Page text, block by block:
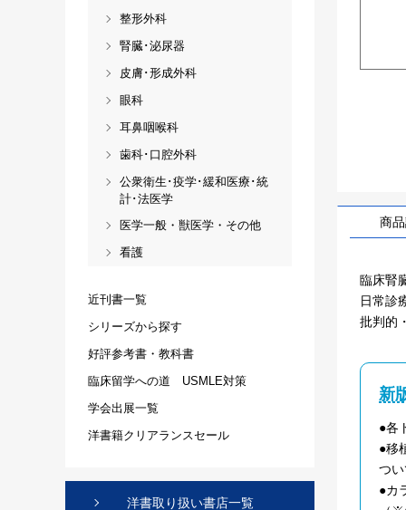
商
臨床腎
日常診
批判的
新
●各
●移
つ
●カ
整形外科
腎臓･泌尿器
皮膚･形成外科
眼科
耳鼻咽喉科
歯科･口腔外科
公衆衛生･疫学･緩和医療･統
計･法医学
医学一般・獣医学・その他
看護
近刊書一覧
シリーズから探す
好評参考書・教科書
臨床留学への道 USMLE対策
学会出展一覧
洋書籍クリアランスセール
洋書取り扱い書店一覧